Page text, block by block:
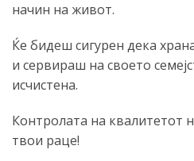
начин на живот.
Ќе бидеш сигурен дека
и сервираш на своето
исчистена.
Контролата на квалитетот
твои раце!